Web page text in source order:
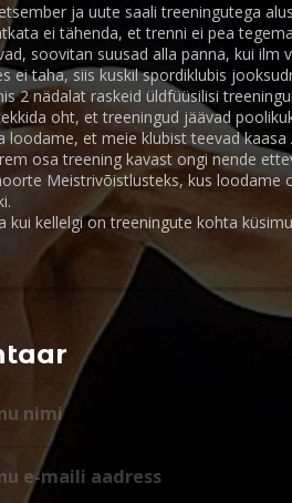
ja uute saali treeningutega
ei tähenda, et trenni ei pea
soovitan suusad alla panna, kui ilm
ei taha, siis kuskil spordiklubis
2 nädalat raskeid üldfüüsilisi
oht, et treeningud jäävad
loodame, et meie klubist teevad kaasa
osa treening kavast ongi nende
Meistrivõistlusteks, kus loodame
kui kellelgi on treeningute kohta